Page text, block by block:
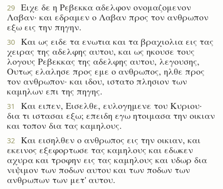
29
Ειχε δε η Ρεβεκκα αδελφον ονομαζομενον
Λαβαν· και εδραμεν ο Λαβαν προς τον ανθρωπον
εξω εις την πηγην.
30
Και ως ειδε τα ενωτια και τα βραχιολια εις τας
χειρας της αδελφης αυτου, και ως ηκουσε τους
λογους Ρεβεκκας της αδελφης αυτου, λεγουσης,
Ουτως ελαλησε προς εμε ο ανθρωπος, ηλθε προς
τον ανθρωπον· και ιδου, ιστατο πλησιον των
καμηλων επι της πηγης.
31
Και ειπεν, Εισελθε, ευλογημενε του Κυριου·
δια τι ιστασαι εξω; επειδη εγω ητοιμασα την οικιαν
και τοπον δια τας καμηλους.
32
Και εισηλθεν ο ανθρωπος εις την οικιαν, και
εκεινος εξεφορτωσε τας καμηλους και εδωκεν
αχυρα και τροφην εις τας καμηλους και υδωρ δια
νιψιμον των ποδων αυτου και των ποδων των
ανθρωπων των μετ' αυτου.